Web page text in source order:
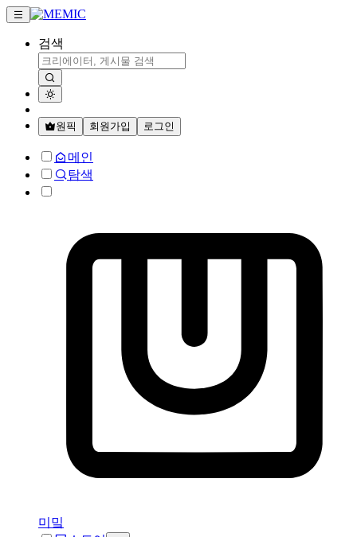
검색
원픽 회원가입 로그인
메인
탐색
미밐